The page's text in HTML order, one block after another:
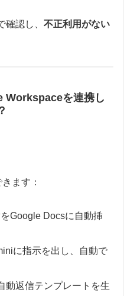
確認し、不正利用がない
Workspaceを連携し
ます：
Google Docsに自動挿
に指示を出し、自動で
動返信テンプレートを生